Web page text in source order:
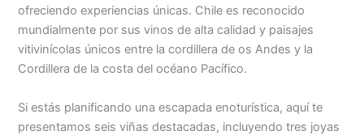
ofreciendo experiencias únicas. Chile es reconocido
mundialmente por sus vinos de alta calidad y paisajes
vitivinícolas únicos entre la cordillera de os Andes y la
Cordillera de la costa del océano Pacífico.
Si estás planificando una escapada enoturística, aquí te
presentamos seis viñas destacadas, incluyendo tres joyas